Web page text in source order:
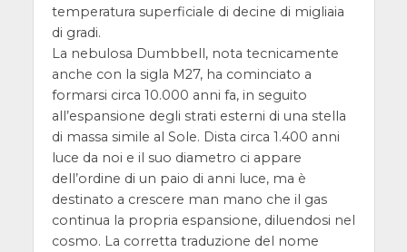
temperatura superficiale di decine di migliaia
di gradi.
La nebulosa Dumbbell, nota tecnicamente
anche con la sigla M27, ha cominciato a
formarsi circa 10.000 anni fa, in seguito
all’espansione degli strati esterni di una stella
di massa simile al Sole. Dista circa 1.400 anni
luce da noi e il suo diametro ci appare
dell’ordine di un paio di anni luce, ma è
destinato a crescere man mano che il gas
continua la propria espansione, diluendosi nel
cosmo. La corretta traduzione del nome